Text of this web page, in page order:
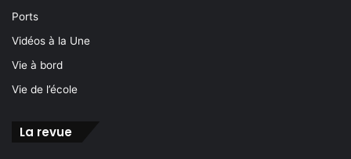
Ports
Vidéos à la Une
Vie à bord
Vie de l’école
La revue